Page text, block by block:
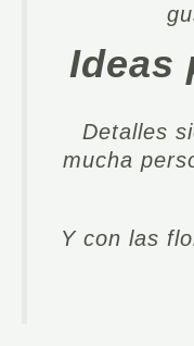
Ideas
Detalles
mucha
Y con las